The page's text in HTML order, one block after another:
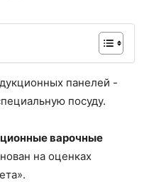
панелей -
посуду.
варочные
на оценках